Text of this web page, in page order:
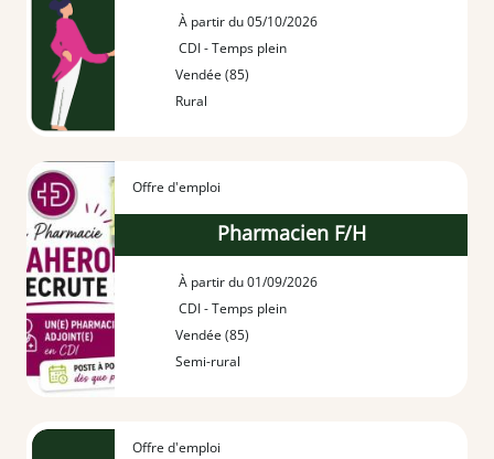
À partir du 05/10/2026
CDI - Temps plein
Vendée (85)
Rural
Offre d'emploi
Pharmacien F/H
À partir du 01/09/2026
CDI - Temps plein
Vendée (85)
Semi-rural
Offre d'emploi